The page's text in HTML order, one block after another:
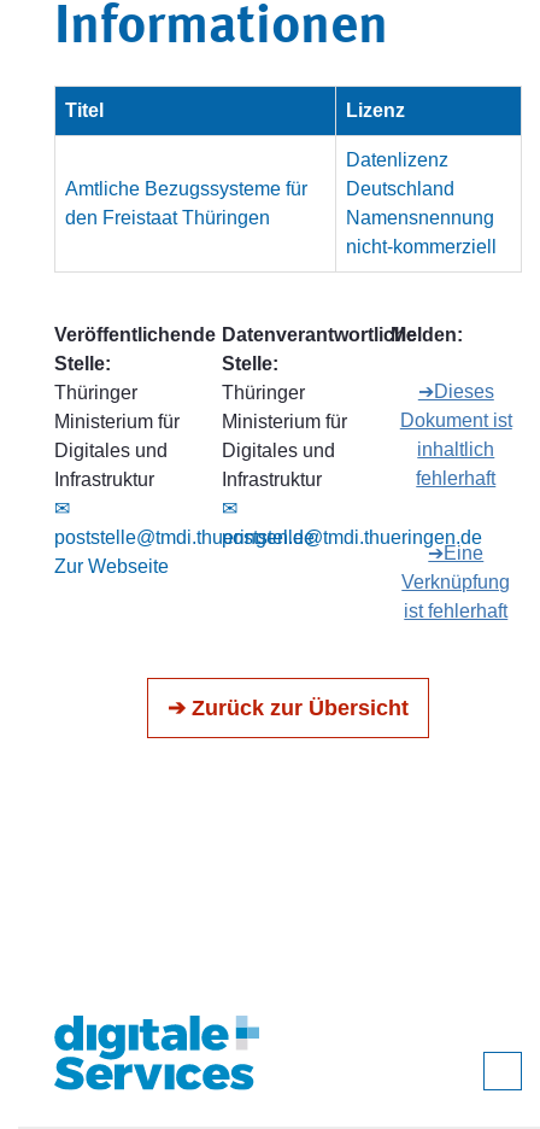
Informationen
Titel Lizenz
Amtliche Bezugssysteme für
den Freistaat Thüringen
Datenlizenz
Deutschland
Namensnennung
nicht-kommerziell
Veröffentlichende
Stelle:
Thüringer
Ministerium für
Digitales und
Infrastruktur
✉
poststelle@tmdi.thueringen.de
Zur Webseite
Datenverantwortliche
Stelle:
Thüringer
Ministerium für
Digitales und
Infrastruktur
✉
poststelle@tmdi.thueringen.de
Melden:
➔Dieses
Dokument ist
inhaltlich
fehlerhaft
➔Eine
Verknüpfung
ist fehlerhaft
➔ Zurück zur Übersicht